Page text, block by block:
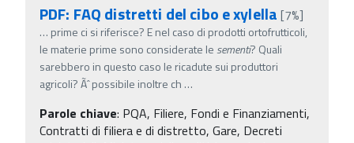
PDF: FAQ distretti del cibo e xylella [7%]
… prime ci si riferisce? E nel caso di prodotti ortofrutticoli,
le materie prime sono considerate le sementi? Quali
sarebbero in questo caso le ricadute sui produttori
agricoli? Ãˆ possibile inoltre ch …
Parole chiave: PQA, Filiere, Fondi e Finanziamenti,
Contratti di filiera e di distretto, Gare, Decreti